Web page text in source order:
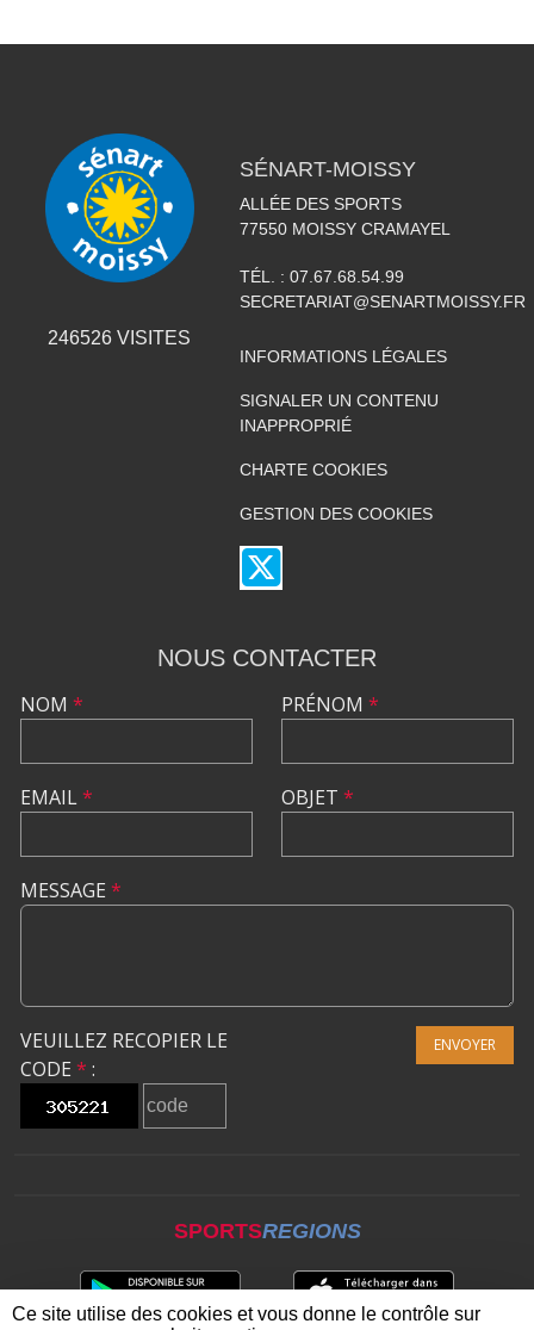
246526 VISITES
SÉNART-MOISSY
ALLÉE DES SPORTS
77550 MOISSY CRAMAYEL
TÉL. : 07.67.68.54.99
SECRETARIAT@SENARTMOISSY.FR
INFORMATIONS LÉGALES
SIGNALER UN CONTENU
INAPPROPRIÉ
CHARTE COOKIES
GESTION DES COOKIES
NOUS CONTACTER
NOM *
EMAIL*
PRÉNOM *
OBJET *
MESSAGE *
VEUILLEZ RECOPIER LE
CODE * :
ENVOYER
SPORTSREGIONS
Ce site utilise des cookies et vous donne le contrôle sur